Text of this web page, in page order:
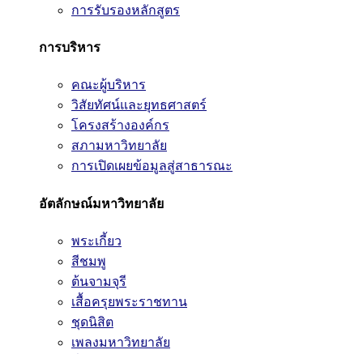
การรับรองหลักสูตร
การบริหาร
คณะผู้บริหาร
วิสัยทัศน์และยุทธศาสตร์
โครงสร้างองค์กร
สภามหาวิทยาลัย
การเปิดเผยข้อมูลสู่สาธารณะ
อัตลักษณ์มหาวิทยาลัย
พระเกี้ยว
สีชมพู
ต้นจามจุรี
เสื้อครุยพระราชทาน
ชุดนิสิต
เพลงมหาวิทยาลัย